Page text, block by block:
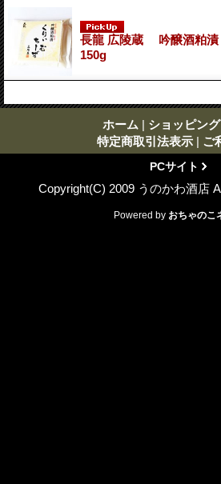
長龍 広陵蔵 吟醸酒粕
150g
ホーム | ショッピン
特定商取引法表示 | ご
PCサイト
Copyright(C) 2009 うのかわ酒店
Powered by おちゃのこ